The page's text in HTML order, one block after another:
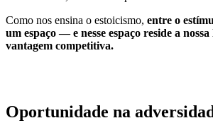
Como nos ensina o estoicismo, entre o
um espaço — e nesse espaço reside a
vantagem competitiva.
Oportunidade na